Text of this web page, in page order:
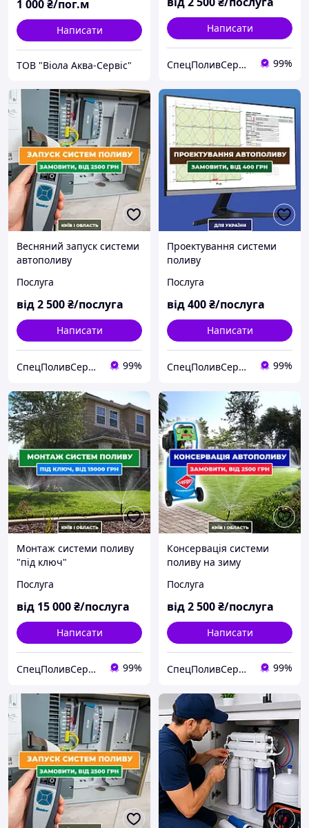
1 000₴/пог.м
Написати
ТОВ "Віола Аква-Сервіс"
Написати
СпецПоливСервіс - cистеми автоматичного поливу Hunter. 99%
Весняний запуск системи
автополиву
Послуга
від2 500₴/послуга
Написати
СпецПоливСервіс - cистеми автоматичного поливу Hunter. 99%
Проектування системи
поливу
Послуга
від400₴/послуга
Написати
СпецПоливСервіс - cистеми автоматичного поливу Hunter. 99%
Монтаж системи поливу
"під ключ"
Послуга
від 15 000₴/послуга
Написати
СпецПоливСервіс - cистеми автоматичного поливу Hunter. 99%
Консервація системи
поливу на зиму
Послуга
від2 500₴/послуга
Написати
СпецПоливСервіс - cистеми автоматичного поливу Hunter. 99%